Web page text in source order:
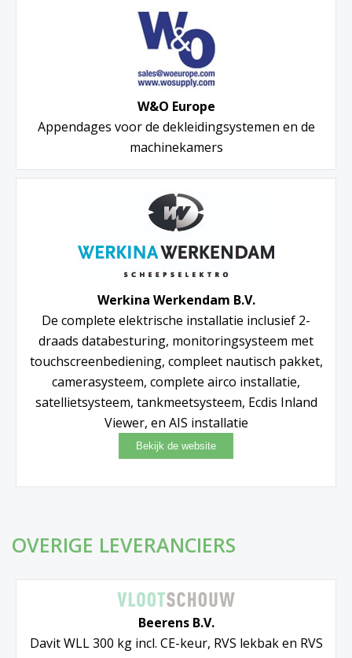
W&O Europe
Appendages voor de dekleidingsystemen en de
machinekamers
Werkina Werkendam B.V.
De complete elektrische installatie inclusief 2-
draads databesturing, monitoringsysteem met
touchscreenbediening, compleet nautisch pakket,
camerasysteem, complete airco installatie,
satellietsysteem, tankmeetsysteem, Ecdis Inland
Viewer, en AIS installatie
OVERIGE LEVERANCIERS
Beerens B.V.
Davit WLL 300 kg incl. CE-keur, RVS lekbak en RVS